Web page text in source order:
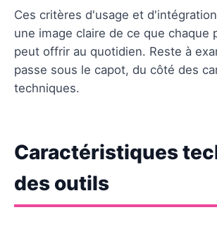
Ces critères d'usage et
une image claire de ce que chaque
peut offrir au quotidien. Reste à
passe sous le capot, du côté des
techniques.
Caractéristiques
des outils